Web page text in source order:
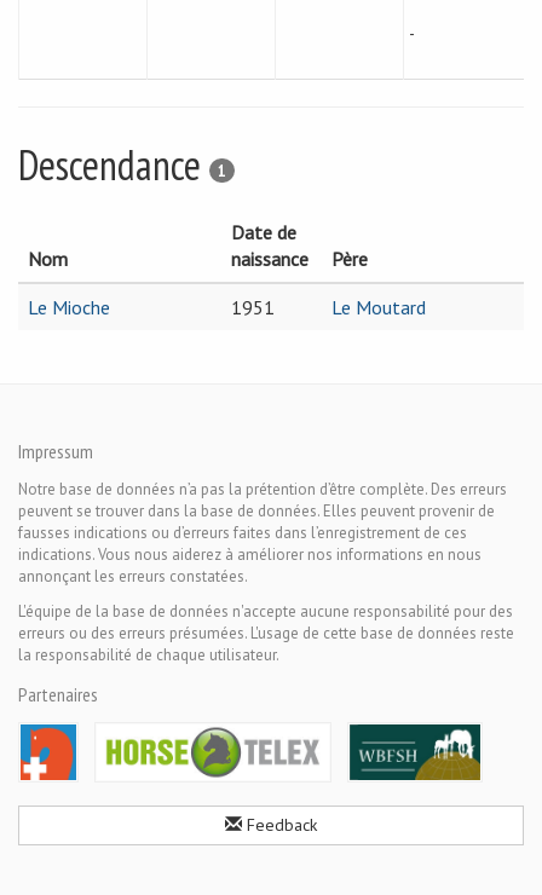
-
Descendance 1
Nom
Date de
naissance
Père
Le Mioche
1951 Le Moutard
Impressum
Notre base de données n’a pas la prétention d’être complète. Des erreurs
peuvent se trouver dans la base de données. Elles peuvent provenir de
fausses indications ou d’erreurs faites dans l’enregistrement de ces
indications. Vous nous aiderez à améliorer nos informations en nous
annonçant les erreurs constatées.
L'équipe de la base de données n'accepte aucune responsabilité pour des
erreurs ou des erreurs présumées. L'usage de cette base de données reste
la responsabilité de chaque utilisateur.
Partenaires
Feedback